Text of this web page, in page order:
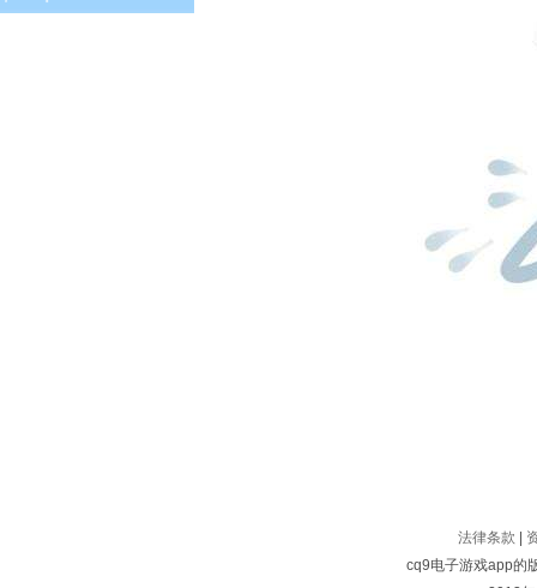
法律条款
cq9电子游戏app的